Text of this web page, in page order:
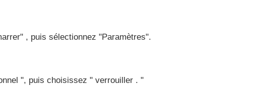
, puis sélectionnez "Paramètres".
", puis choisissez " verrouiller . "